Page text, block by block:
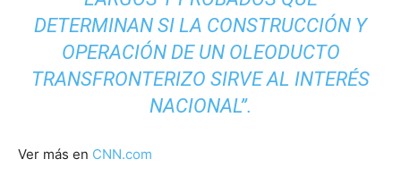
DETERMINAN SI LA CONSTRUCCIÓN Y
OPERACIÓN DE UN OLEODUCTO
TRANSFRONTERIZO SIRVE AL INTERÉS
NACIONAL”.
Ver más en CNN.com